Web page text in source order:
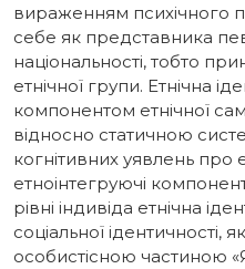
вираженням психічного
себе як представника
національності, тобто
етнічної групи. Етнічна
компонентом етнічної
відносно статичною
когнітивних уявлень
етноінтегруючі
рівні індивіда етнічна
соціальної ідентичності,
особистісною частиною